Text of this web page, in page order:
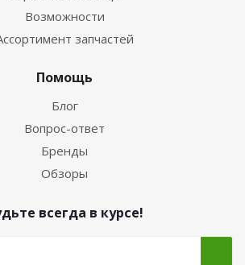
Возможности
запчастей
Помощь
Блог
Вопрос-ответ
Бренды
Обзоры
всегда в курсе!